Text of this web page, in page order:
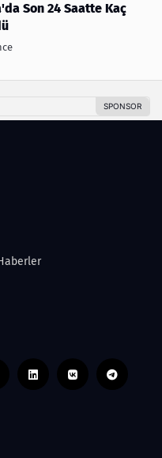
Son 24 Saatte Kaç